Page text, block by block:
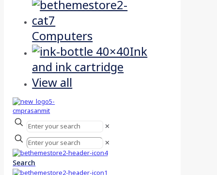
Computers
Ink
and ink cartridge
View all
✕
✕
Search